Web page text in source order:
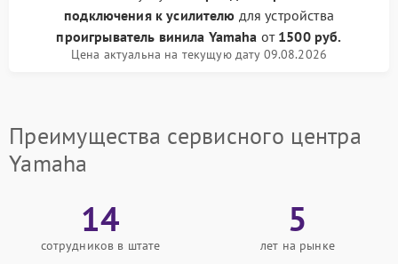
подключения к усилителю для устройства
проигрыватель винила Yamaha от 1500 руб.
Цена актуальна на текущую дату 09.08.2026
Преимущества сервисного центра
Yamaha
14
сотрудников в штате
5
лет на рынке